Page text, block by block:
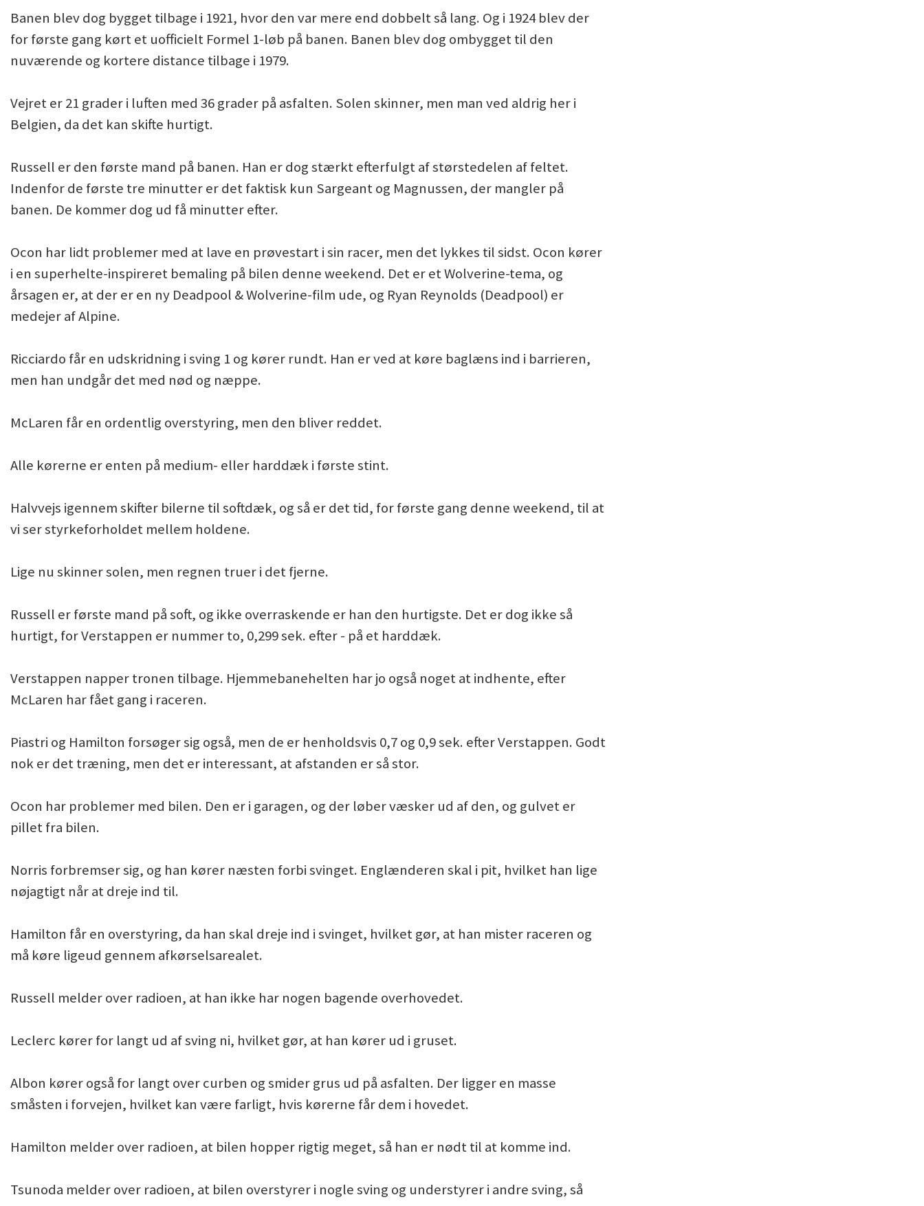
Banen blev dog bygget tilbage i 1921, hvor den var mere end dobbelt så lang. Og i 1924 blev der
for første gang kørt et uofficielt Formel 1-løb på banen. Banen blev dog ombygget til den
nuværende og kortere distance tilbage i 1979.
Vejret er 21 grader i luften med 36 grader på asfalten. Solen skinner, men man ved aldrig her i
Belgien, da det kan skifte hurtigt.
Russell er den første mand på banen. Han er dog stærkt efterfulgt af størstedelen af feltet.
Indenfor de første tre minutter er det faktisk kun Sargeant og Magnussen, der mangler på
banen. De kommer dog ud få minutter efter.
Ocon har lidt problemer med at lave en prøvestart i sin racer, men det lykkes til sidst. Ocon kører
i en superhelte-inspireret bemaling på bilen denne weekend. Det er et Wolverine-tema, og
årsagen er, at der er en ny Deadpool & Wolverine-film ude, og Ryan Reynolds (Deadpool) er
medejer af Alpine.
Ricciardo får en udskridning i sving 1 og kører rundt. Han er ved at køre baglæns ind i barrieren,
men han undgår det med nød og næppe.
McLaren får en ordentlig overstyring, men den bliver reddet.
Alle kørerne er enten på medium- eller harddæk i første stint.
Halvvejs igennem skifter bilerne til softdæk, og så er det tid, for første gang denne weekend, til at
vi ser styrkeforholdet mellem holdene.
Lige nu skinner solen, men regnen truer i det fjerne.
Russell er første mand på soft, og ikke overraskende er han den hurtigste. Det er dog ikke så
hurtigt, for Verstappen er nummer to, 0,299 sek. efter - på et harddæk.
Verstappen napper tronen tilbage. Hjemmebanehelten har jo også noget at indhente, efter
McLaren har fået gang i raceren.
Piastri og Hamilton forsøger sig også, men de er henholdsvis 0,7 og 0,9 sek. efter Verstappen. Godt
nok er det træning, men det er interessant, at afstanden er så stor.
Ocon har problemer med bilen. Den er i garagen, og der løber væsker ud af den, og gulvet er
pillet fra bilen.
Norris forbremser sig, og han kører næsten forbi svinget. Englænderen skal i pit, hvilket han lige
nøjagtigt når at dreje ind til.
Hamilton får en overstyring, da han skal dreje ind i svinget, hvilket gør, at han mister raceren og
må køre ligeud gennem afkørselsarealet.
Russell melder over radioen, at han ikke har nogen bagende overhovedet.
Leclerc kører for langt ud af sving ni, hvilket gør, at han kører ud i gruset.
Albon kører også for langt over curben og smider grus ud på asfalten. Der ligger en masse
småsten i forvejen, hvilket kan være farligt, hvis kørerne får dem i hovedet.
Hamilton melder over radioen, at bilen hopper rigtig meget, så han er nødt til at komme ind.
Tsunoda melder over radioen, at bilen overstyrer i nogle sving og understyrer i andre sving, så